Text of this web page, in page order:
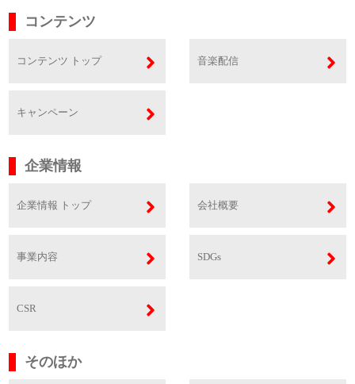
コンテンツ
コンテンツ トップ 音楽配信
キャンペーン
企業情報
企業情報 トップ 会社概要
事業内容 SDGs
CSR
そのほか